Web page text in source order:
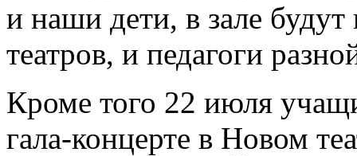
и наши дети, в зале будут
театров, и педагоги
Кроме того 22 июля
гала-концерте в Новом